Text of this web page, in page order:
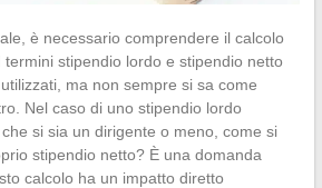
è necessario comprendere il calcolo
stipendio lordo e stipendio netto
ma non sempre si sa come
Nel caso di uno stipendio lordo
si sia un dirigente o meno, come si
stipendio netto? È una domanda
calcolo ha un impatto diretto